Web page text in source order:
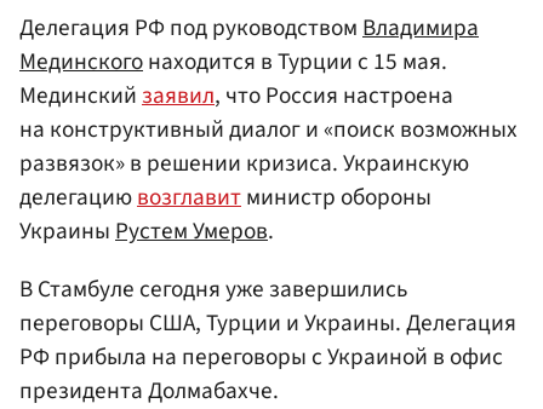
Делегация РФ под руководствомВладимира
Мединскогонаходится в Турции с 15 мая.
Мединскийзаявил, что Россия настроена
на конструктивный диалог и «поиск возможных
развязок» в решении кризиса. Украинскую
делегациювозглавитминистр обороны
УкраиныРустем Умеров.
В Стамбуле сегодня уже завершились
переговоры США, Турции и Украины. Делегация
РФ прибыла на переговоры с Украиной в офис
президента Долмабахче.